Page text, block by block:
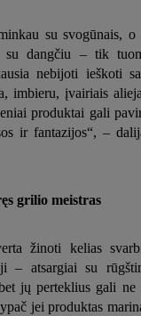
su svogūnais, o
su dangčiu – tik
nebijoti ieškoti
imbieru, įvairiais
produktai gali
ir fantazijos“, –
grilio meistras
žinoti kelias
– atsargiai su
jų perteklius gali ne
jei produktas